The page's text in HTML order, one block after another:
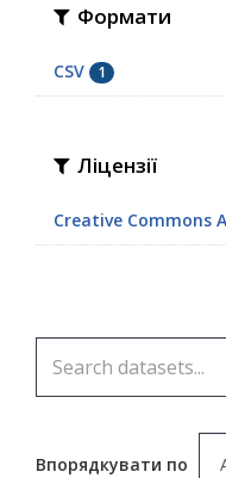
Формати
CSV 1
Ліцензії
Creative Commons
Впорядкувати по